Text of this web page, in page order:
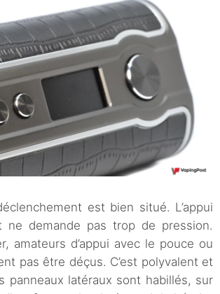
est bien situé. L’appui
ne demande pas trop de pression.
amateurs d’appui avec le pouce ou
pas être déçus. C’est polyvalent et
panneaux latéraux sont habillés, sur